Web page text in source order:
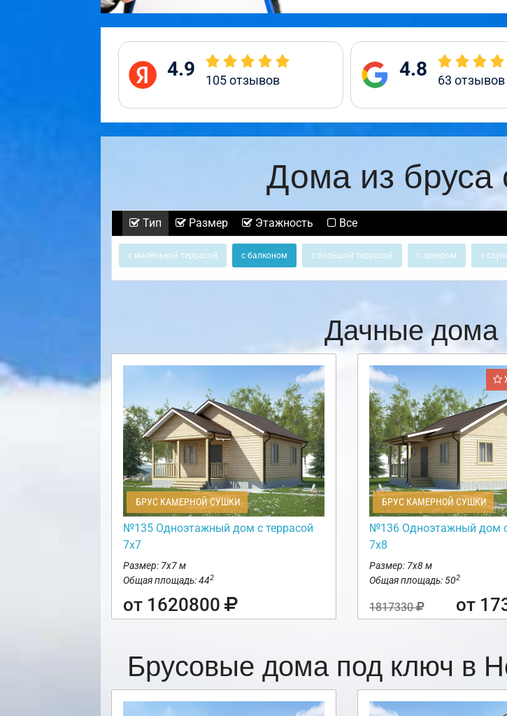
4.9 105отзывов 4.8 63 отзывов
Дома из бруса
Тип Размер Этажность Все
с маленькой террасой с балконом с большой террасой с эркером с
Дачные дома
БРУС КАМЕРНОЙ СУШКИ
№135 Одноэтажный дом с террасой
7х7
Размер: 7х7 м
Общая площадь: 442
от 1620800
БРУС КАМЕРНОЙ СУШКИ
№136 Одноэтажный дом с
7х8
Размер: 7х8 м
Общая площадь: 502
1817330 от
Брусовые дома под ключ в